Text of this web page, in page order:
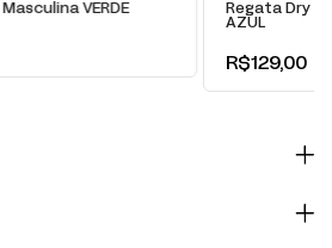
VERDE
Regata Dry
AZUL
R$129,00